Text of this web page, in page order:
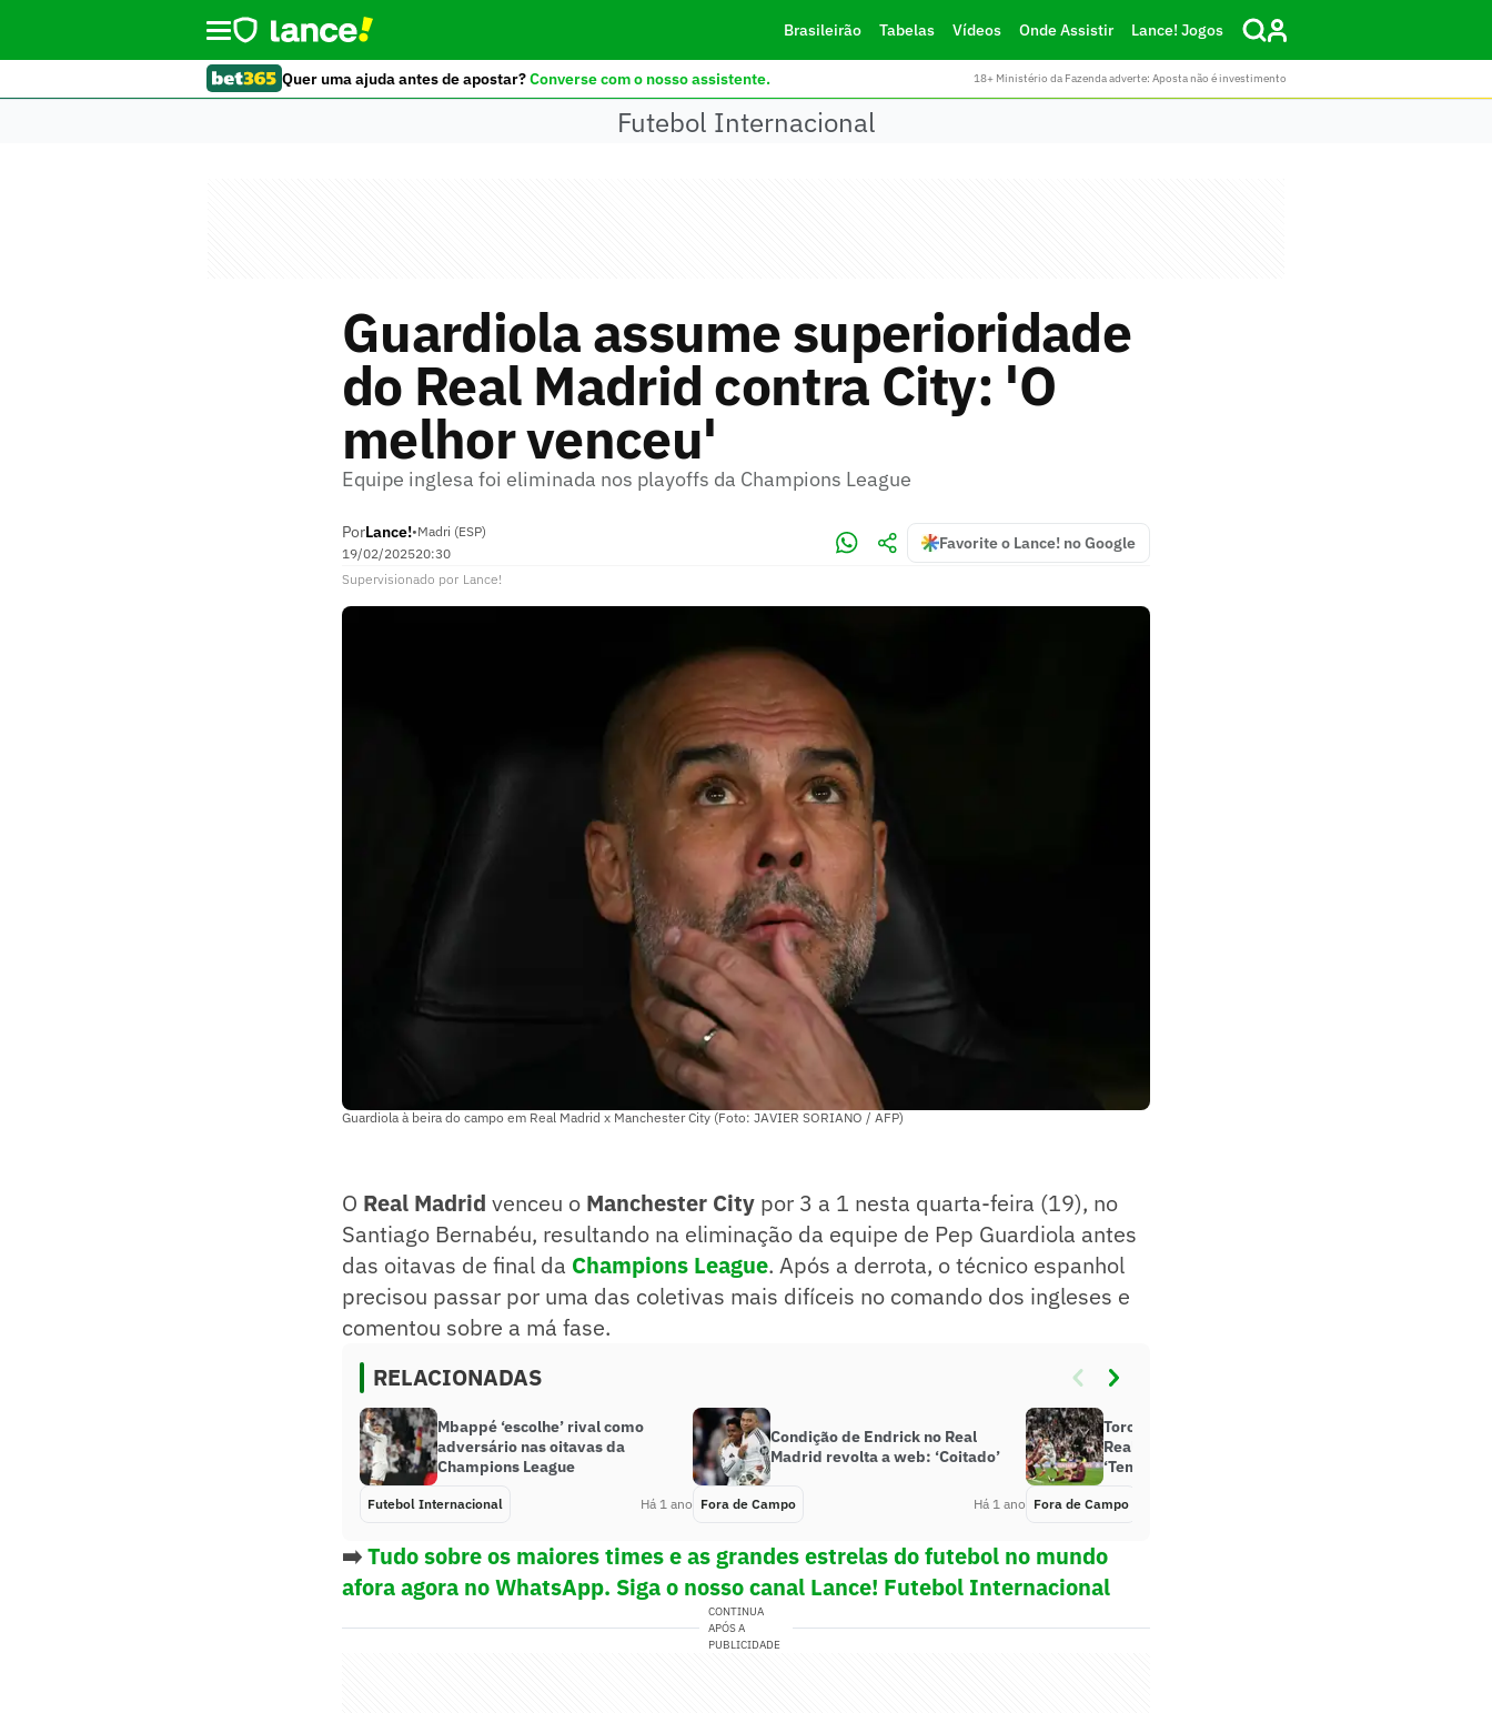
Brasileirão Tabelas Vídeos Onde Assistir Lance! Jogos
Quer uma ajuda antes de apostar?Converse com o nosso assistente. 18+ Ministério da Fazenda adverte: Aposta não é investimento
Futebol Internacional
Guardiola assume superioridade
do Real Madrid contra City: 'O
melhor venceu'
Equipe inglesa foi eliminada nos playoffs da Champions League
PorLance!•Madri (ESP)
19/02/202520:30
Favorite o Lance! no Google
Supervisionado por Lance!
Guardiola à beira do campo em Real Madrid x Manchester City (Foto: JAVIER SORIANO / AFP)
O Real Madrid venceu o Manchester City por 3 a 1 nesta quarta-feira (19), no
Santiago Bernabéu, resultando na eliminação da equipe de Pep Guardiola antes
das oitavas de final da Champions League. Após a derrota, o técnico espanhol
precisou passar por uma das coletivas mais difíceis no comando dos ingleses e
comentou sobre a má fase.
RELACIONADAS
Mbappé ‘escolhe’ rival como
adversário nas oitavas da
Champions League
Futebol Internacional Há 1 ano
Condição de Endrick no Real
Madrid revolta a web: ‘Coitado’
Fora de Campo Há 1 ano
Torcedores criticam brasileiro em
Real Madrid x Manchester City:
‘Temporada ruim’
Fora de Campo
➡️Tudo sobre os maiores times e as grandes estrelas do futebol no mundo
afora agora no WhatsApp. Siga o nosso canal Lance! Futebol Internacional
CONTINUA
APÓS A
PUBLICIDADE